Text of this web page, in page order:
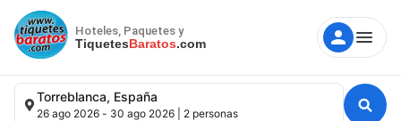
Hoteles, Paquetes y
TiquetesBaratos.com
Torreblanca, España
26 ago 2026 - 30 ago 2026 | 2 personas